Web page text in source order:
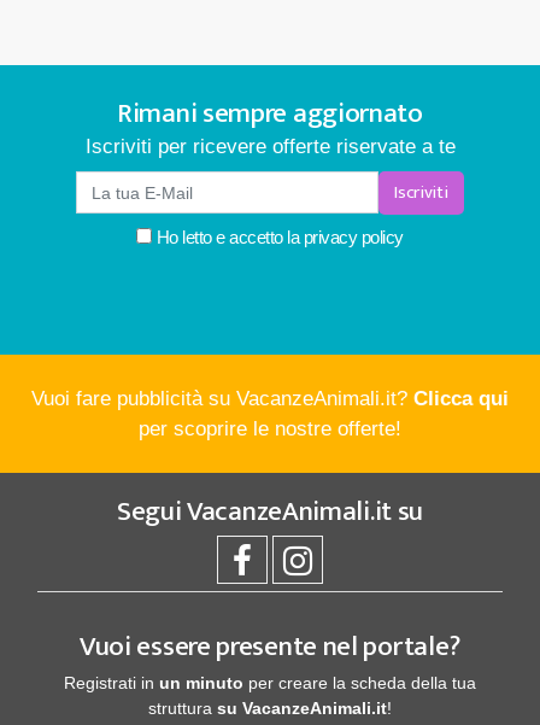
Rimani sempre aggiornato
Iscriviti per ricevere offerte riservate a te
Iscriviti
Ho letto e accetto laprivacy policy
Vuoi fare pubblicità su VacanzeAnimali.it? Clicca qui
per scoprire le nostre offerte!
SeguiVacanzeAnimali.itsu
Vuoi essere presente nel portale?
Registrati in un minuto per creare la scheda della tua
struttura su VacanzeAnimali.it!